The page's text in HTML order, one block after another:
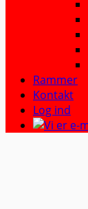
Rammer
Kontakt
Log ind